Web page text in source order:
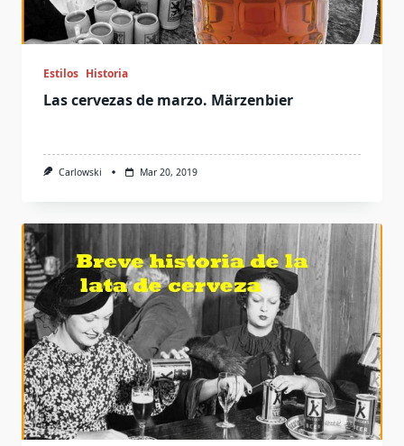
Estilos Historia
Las cervezas de marzo. Märzenbier
Carlowski Mar 20, 2019